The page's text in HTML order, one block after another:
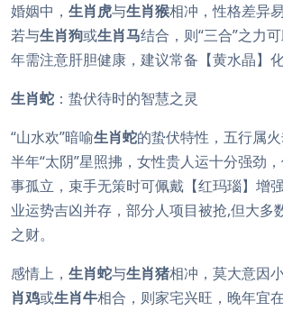
婚姻中， 生肖虎与生肖猴相冲，性格差异
若与生肖狗或生肖马结合，则“三合”之力
年需注意肝胆健康，建议常备【黄水晶】化
生肖蛇 ：蛰伏待时的智慧之灵
“山水欢”暗喻生肖蛇的蛰伏特性，五行属
半年“太阴”星照拂，女性贵人运十分强劲
事孤立，束手无策时可佩戴【红玛瑙】增
业运势吉凶并存，部分人项目被抢,但大多
之财。
感情上， 生肖蛇与生肖猪相冲，莫大意因
肖鸡或生肖牛相合，则家宅兴旺，晚年宜